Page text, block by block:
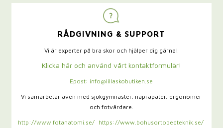
RÅDGIVNING & SUPPORT
Vi är experter på bra skor och hjälper dig gärna!
Klicka här och använd vårt kontaktformulär!
Epost: info@lillaskobutiken.se
Vi samarbetar även med sjukgymnaster, naprapater, ergonomer
och fotvårdare.
http://www.fotanatomi.se/
https://www.bohusortopedteknik.se/